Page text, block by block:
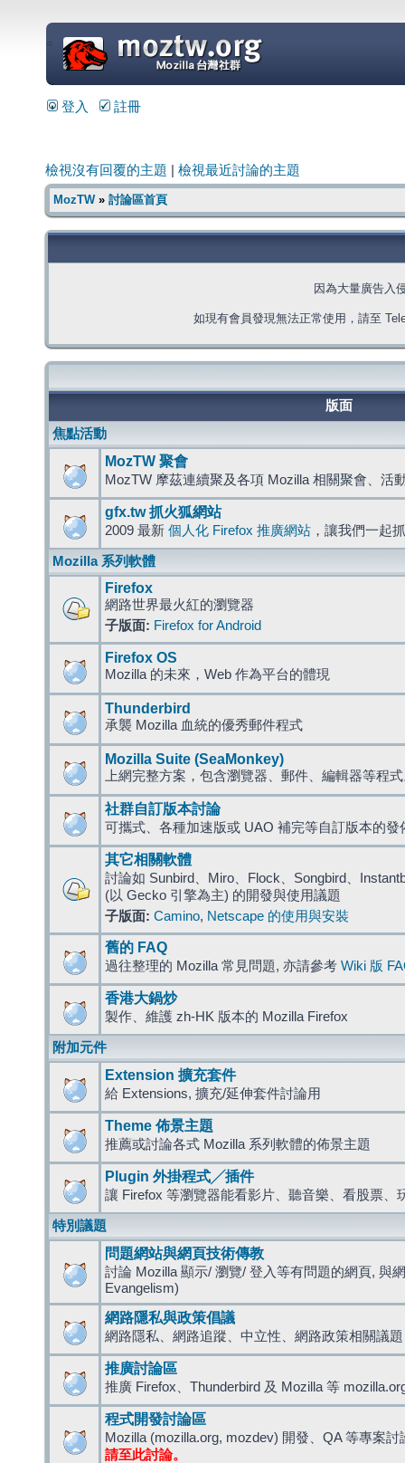
=
登入 註冊
檢視沒有回覆的主題 檢視最近討論的主題
MozTW» 討論區首頁
因為大量廣告入
如現有會員發現無法正常使用，請至
版面
焦點活動
MozTW 聚會
MozTW 摩茲連續聚及各項 Mozilla 相關聚會、活
gfx.tw 抓火狐網站
2009 最新 個人化 Firefox 推廣網站 ，讓我們一起
Mozilla 系列軟體
Firefox
網路世界最火紅的瀏覽器
子版面: Firefox for Android
Firefox OS
Mozilla 的未來，Web 作為平台的體現
Thunderbird
承襲 Mozilla 血統的優秀郵件程式
Mozilla Suite (SeaMonkey)
上網完整方案，包含瀏覽器、郵件、編輯器等程
社群自訂版本討論
可攜式、各種加速版或 UAO 補完等自訂版本的發
其它相關軟體
討論如 Sunbird、Miro、Flock、Songbird、
(以 Gecko 引擎為主) 的開發與使用議題
子版面: Camino, Netscape 的使用與安裝
舊的 FAQ
過往整理的 Mozilla 常見問題, 亦請參考 Wiki 版
香港大鍋炒
製作、維護 zh-HK 版本的 Mozilla Firefox
附加元件
Extension 擴充套件
給 Extensions, 擴充/延伸套件討論用
Theme 佈景主題
推薦或討論各式 Mozilla 系列軟體的佈景主題
Plugin 外掛程式╱插件
讓 Firefox 等瀏覽器能看影片、聽音樂、看股票、
特別議題
問題網站與網頁技術傳教
討論 Mozilla 顯示/ 瀏覽/ 登入等有問題的網頁, 與
Evangelism)
網路隱私與政策倡議
網路隱私、網路追蹤、中立性、網路政策相關議題
推廣討論區
推廣 Firefox、Thunderbird 及 Mozilla 等
程式開發討論區
Mozilla (mozilla.org, mozdev) 開發、QA 等專案討
請至此討論。